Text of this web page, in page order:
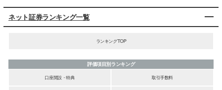
ネット証券ランキング一覧
ランキングTOP
評価項目別ランキング
口座開設・特典
取引手数料